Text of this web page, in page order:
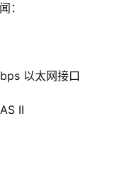
：
以太网接口
II